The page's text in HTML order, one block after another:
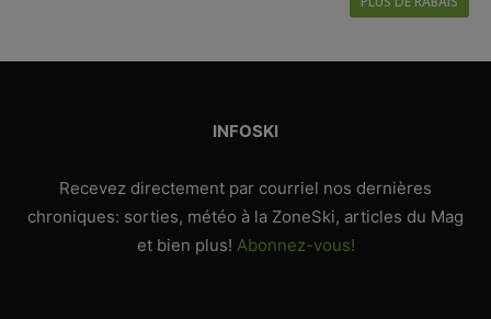
INFOSKI
Recevez directement par courriel nos dernières
chroniques: sorties, météo à la ZoneSki, articles du Mag
et bien plus! Abonnez-vous!